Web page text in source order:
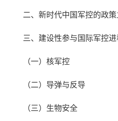
二、新时代中国军控的政
三、建设性参与国际军控进
（一）核军控
（二）导弹与反导
（三）生物安全